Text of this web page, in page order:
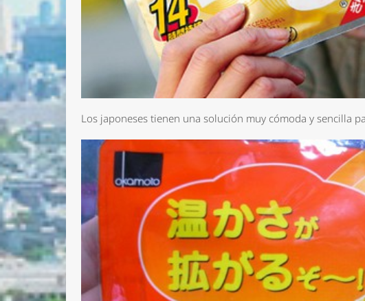
Los japoneses tienen una solución muy cómoda y sencilla